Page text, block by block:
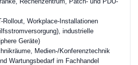
Rollout, Workplace-Installationen
industrielle
Geräte)
Medien-/Konferenztechnik
Wartungsbedarf im Fachhandel